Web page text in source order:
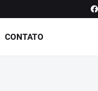
CONTATO